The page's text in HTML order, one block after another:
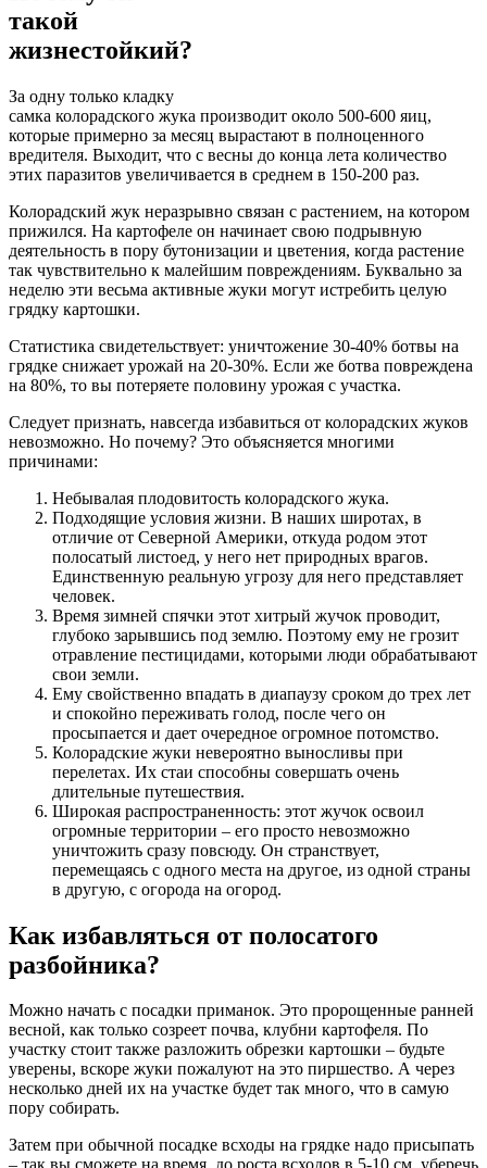
такой
жизнестойкий?
За одну только кладку
самка колорадского жука производит около 500-600 яиц,
которые примерно за месяц вырастают в полноценного
вредителя. Выходит, что с весны до конца лета количество
этих паразитов увеличивается в среднем в 150-200 раз.
Колорадский жук неразрывно связан с растением, на котором
прижился. На картофеле он начинает свою подрывную
деятельность в пору бутонизации и цветения, когда растение
так чувствительно к малейшим повреждениям. Буквально за
неделю эти весьма активные жуки могут истребить целую
грядку картошки.
Статистика свидетельствует: уничтожение 30-40% ботвы на
грядке снижает урожай на 20-30%. Если же ботва повреждена
на 80%, то вы потеряете половину урожая с участка.
Следует признать, навсегда избавиться от колорадских жуков
невозможно. Но почему? Это объясняется многими
причинами:
Небывалая плодовитость колорадского жука.
Подходящие условия жизни. В наших широтах, в
отличие от Северной Америки, откуда родом этот
полосатый листоед, у него нет природных врагов.
Единственную реальную угрозу для него представляет
человек.
Время зимней спячки этот хитрый жучок проводит,
глубоко зарывшись под землю. Поэтому ему не грозит
отравление пестицидами, которыми люди обрабатывают
свои земли.
Ему свойственно впадать в диапаузу сроком до трех лет
и спокойно переживать голод, после чего он
просыпается и дает очередное огромное потомство.
Колорадские жуки невероятно выносливы при
перелетах. Их стаи способны совершать очень
длительные путешествия.
Широкая распространенность: этот жучок освоил
огромные территории – его просто невозможно
уничтожить сразу повсюду. Он странствует,
перемещаясь с одного места на другое, из одной страны
в другую, с огорода на огород.
Как избавляться от полосатого
разбойника?
Можно начать с посадки приманок. Это пророщенные ранней
весной, как только созреет почва, клубни картофеля. По
участку стоит также разложить обрезки картошки – будьте
уверены, вскоре жуки пожалуют на это пиршество. А через
несколько дней их на участке будет так много, что в самую
пору собирать.
Затем при обычной посадке всходы на грядке надо присыпать